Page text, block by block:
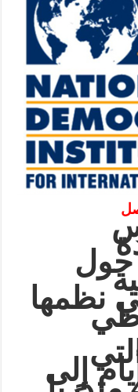
حول
نظمها
إلى